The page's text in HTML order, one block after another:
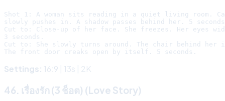
Shot 1: A woman sits reading in a quiet living room.
slowly pushes in. A shadow passes behind her. 5
Cut to: Close-up of her face. She freezes. Her eyes
3 seconds.
Cut to: She slowly turns around. The chair behind her
Settings: 16:9 | 13s | 2K
46. เรื่องรัก (3 ช็อต) (Love Story)